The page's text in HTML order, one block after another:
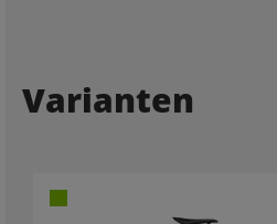
Varianten